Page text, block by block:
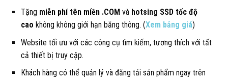
Tặng miễn phí tên miền .COMvà hotsing SSD tốc độ
cao không không giới hạn băng thông. (Xem bảng giá)
Website tối ưu với các công cụ tìm kiếm, tương thích với tất
cả thiết bị truy cập.
Khách hàng có thể quản lý và đăng tải sản phẩm ngay trên